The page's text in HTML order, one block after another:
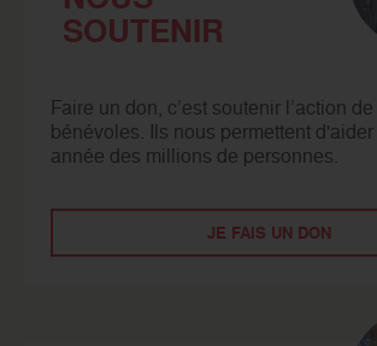
SOUTENIR
Faire un don, c’est soutenir l’action
bénévoles. Ils nous permettent
année des millions de personnes.
JE FAIS UN DON